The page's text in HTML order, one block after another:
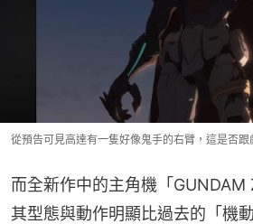
從預告可見高達有一隻好像鬼手的右臂，這是否跟
而全新作中的主角機「GUNDAM
其型態與動作明顯比過去的「機